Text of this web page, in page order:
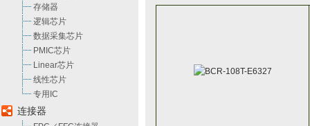
存储器
逻辑芯片
数据采集芯片
PMIC芯片
Linear芯片
线性芯片
专用IC
连接器